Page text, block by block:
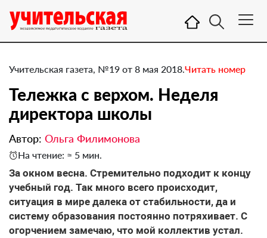
Учительская газета, №19 от 8 мая 2018.Читать номер
Тележка с верхом. ​Неделя
директора школы
Автор: Ольга Филимонова
На чтение: ≈ 5 мин.
За окном весна. Стремительно подходит к концу
учебный год. Так много всего происходит,
ситуация в мире далека от стабильности, да и
систему образования постоянно потряхивает. С
огорчением замечаю, что мой коллектив устал.